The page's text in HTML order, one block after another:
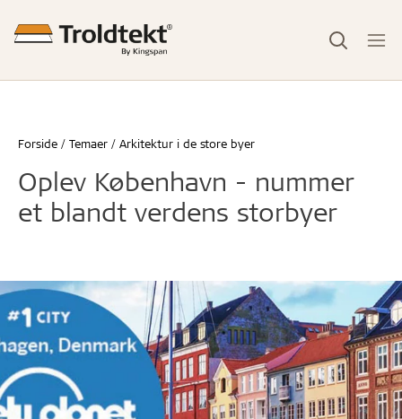
Forside Temaer Arkitektur i de store byer
Oplev København - nummer
et blandt verdens storbyer